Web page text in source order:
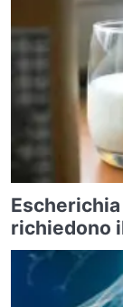
richiedono